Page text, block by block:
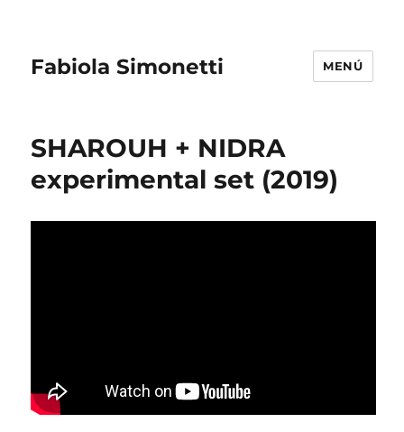
Fabiola Simonetti MENÚ
SHAROUH + NIDRA
experimental set (2019)